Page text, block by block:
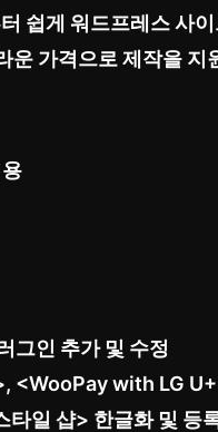
쉽게 워드프레스 사
운 가격으로 제작을 지
그인 추가 및 수정
<WooPay with LG
일 샵> 한글화 및 등